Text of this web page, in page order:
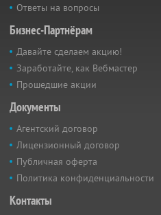
Ответы на вопросы
Бизнес-Партнёрам
Давайте сделаем акцию!
Заработайте, как Вебмастер
Прошедшие акции
Документы
Агентский договор
Лицензионный договор
Публичная оферта
Политика конфиденциальности
Контакты